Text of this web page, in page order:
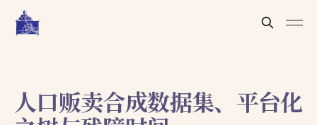
人口贩卖合成数据集、平台化